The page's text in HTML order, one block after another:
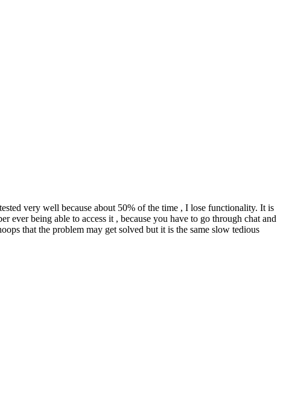
very well because about 50% of the time , I lose functionality. It is
being able to access it , because you have to go through chat and
that the problem may get solved but it is the same slow tedious